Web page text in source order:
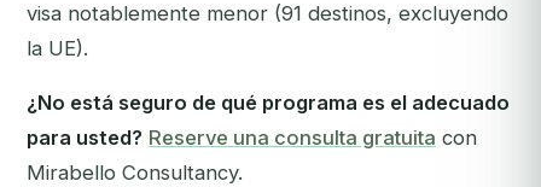
visa notablemente menor (91 destinos, excluyendo
la UE).
¿No está seguro de qué programa es el adecuado
para usted? Reserve una consulta gratuita con
Mirabello Consultancy.